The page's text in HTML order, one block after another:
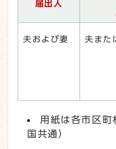
届出人
夫および妻 夫また
用紙は各市区町
国共通）